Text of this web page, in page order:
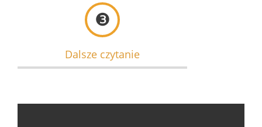
❸
Dalsze czytanie